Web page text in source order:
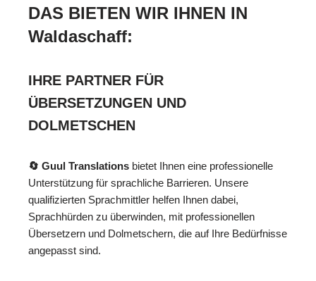
DAS BIETEN WIR IHNEN IN
Waldaschaff:
IHRE PARTNER FÜR
ÜBERSETZUNGEN UND
DOLMETSCHEN
🔄 Guul Translations bietet Ihnen eine professionelle
Unterstützung für sprachliche Barrieren. Unsere
qualifizierten Sprachmittler helfen Ihnen dabei,
Sprachhürden zu überwinden, mit professionellen
Übersetzern und Dolmetschern, die auf Ihre Bedürfnisse
angepasst sind.